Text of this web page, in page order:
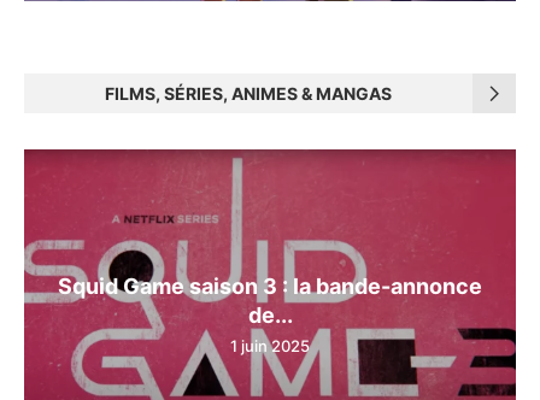
FILMS, SÉRIES, ANIMES & MANGAS
Squid Game saison 3 : la bande-annonce
de...
1 juin 2025